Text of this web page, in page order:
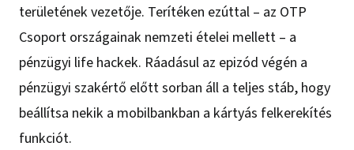
területének vezetője. Terítéken ezúttal – az OTP
Csoport országainak nemzeti ételei mellett – a
pénzügyi life hackek. Ráadásul az epizód végén a
pénzügyi szakértő előtt sorban áll a teljes stáb, hogy
beállítsa nekik a mobilbankban a kártyás felkerekítés
funkciót.